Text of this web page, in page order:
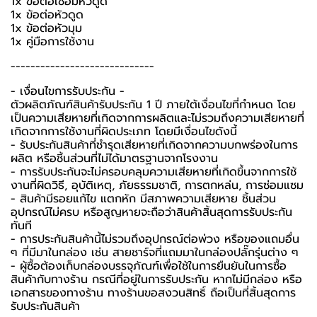
1x ข้อต่อหัวดูด
1x ข้อต่อหัวมุม
1x คู่มือการใช้งาน
-----------------------------
-️ เงื่อนไขการรับประกัน -️
ตัวผลิตภัณฑ์สินค้ารับประกัน 1 ปี ภายใต้เงื่อนไขที่กำหนด โดย
เป็นความเสียหายที่เกิดจากการผลิตและไม่รวมถึงความเสียหายที่
เกิดจากการใช้งานที่ผิดประเภท โดยมีเงื่อนไขดังนี้
- รับประกันสินค้าที่ชำรุดเสียหายที่เกิดจากความบกพร่องในการ
ผลิต หรือชิ้นส่วนที่ไม่ได้มาตรฐานจากโรงงาน
- การรับประกันจะไม่ครอบคลุมความเสียหายที่เกิดขึ้นจากการใช้
งานที่ผิดวิธี, อุบัติเหตุ, ภัยธรรมชาติ, การตกหล่น, การซ่อมแซม
- สินค้ามีรอยแก้ไข แตกหัก มีสภาพความเสียหาย ชิ้นส่วน
อุปกรณ์ไม่ครบ หรือสูญหายจะถือว่าสินค้าสิ้นสุดการรับประกัน
ทันที
- การประกันสินค้านี้ไม่รวมถึงอุปกรณ์ต่อพ่วง หรือของแถมอื่น
ๆ ที่มีมาในกล่อง เช่น สายชาร์จที่แถมมาในกล่องปลั๊กรุ่นต่าง ๆ
-️ ผู้ซื้อต้องเก็บกล่องบรรจุภัณฑ์เพื่อใช้ในการยืนยันในการซื้อ
สินค้ากับทางร้าน กรณีที่อยู่ในการรับประกัน หากไม่มีกล่อง หรือ
เอกสารของทางร้าน ทางร้านขอสงวนสิทธิ์ ถือเป็นที่สิ้นสุดการ
รับประกันสินค้า